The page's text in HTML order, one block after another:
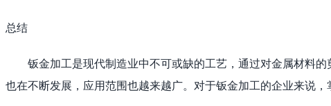
总结
钣金加工是现代制造业中不可或缺的工艺，通过对金属材料
也在不断发展，应用范围也越来越广。对于钣金加工的企业来说